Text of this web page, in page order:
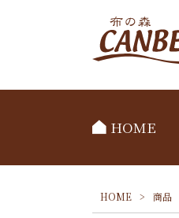
HOME
HOME > 商品